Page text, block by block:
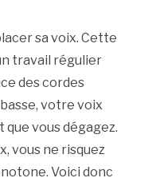
sa voix. Cette
travail régulier
des cordes
votre voix
vous dégagez.
vous ne risquez
Voici donc